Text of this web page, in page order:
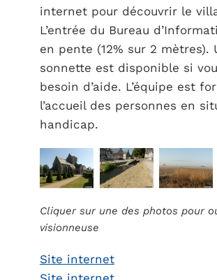
internet pour découvrir le
L’entrée du Bureau
en pente (12% sur 2 mètres).
sonnette est disponible si
besoin d’aide. L’équipe est
l’accueil des personnes en
handicap.
Cliquer sur une des photos pour
visionneuse
Site internet